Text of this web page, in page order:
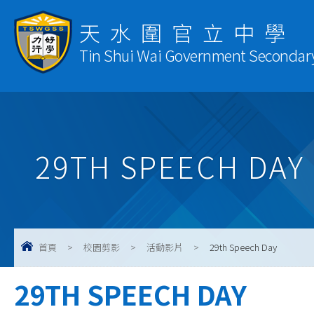
天水圍官立中學
Tin Shui Wai Government
29TH SPEECH DAY
首頁 > 校園剪影 > 活動影片 > 29th Speech Day
29TH SPEECH DAY